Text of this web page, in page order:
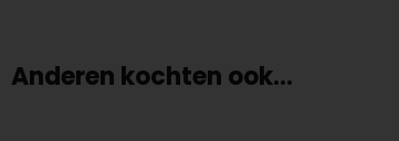
Anderen kochten ook...